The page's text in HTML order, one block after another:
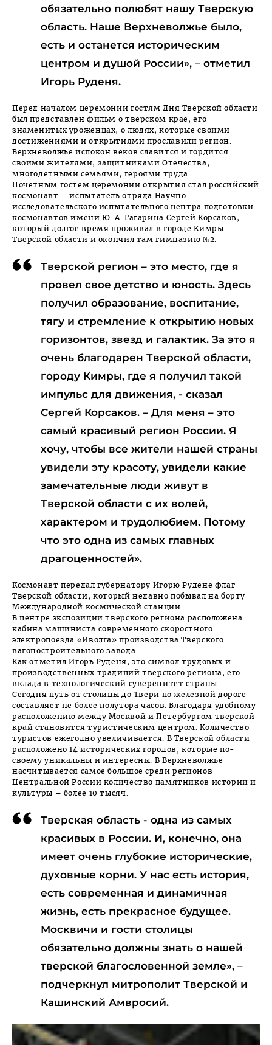
обязательно полюбят нашу Тверскую
область. Наше Верхневолжье было,
есть и останется историческим
центром и душой России», – отметил
Игорь Руденя.
Перед началом церемонии гостям Дня Тверской области
был представлен фильм о тверском крае, его
знаменитых уроженцах, о людях, которые своими
достижениями и открытиями прославили регион.
Верхневолжье испокон веков славится и гордится
своими жителями, защитниками Отечества,
многодетными семьями, героями труда.
Почетным гостем церемонии открытия стал российский
космонавт – испытатель отряда Научно-
исследовательского испытательного центра подготовки
космонавтов имени Ю. А. Гагарина Сергей Корсаков,
который долгое время проживал в городе Кимры
Тверской области и окончил там гимназию №2.
Тверской регион – это место, где я
провел свое детство и юность. Здесь
получил образование, воспитание,
тягу и стремление к открытию новых
горизонтов, звезд и галактик. За это я
очень благодарен Тверской области,
городу Кимры, где я получил такой
импульс для движения, - сказал
Сергей Корсаков. – Для меня – это
самый красивый регион России. Я
хочу, чтобы все жители нашей страны
увидели эту красоту, увидели какие
замечательные люди живут в
Тверской области с их волей,
характером и трудолюбием. Потому
что это одна из самых главных
драгоценностей».
Космонавт передал губернатору Игорю Рудене флаг
Тверской области, который недавно побывал на борту
Международной космической станции.
В центре экспозиции тверского региона расположена
кабина машиниста современного скоростного
электропоезда «Иволга» производства Тверского
вагоностроительного завода.
Как отметил Игорь Руденя, это символ трудовых и
производственных традиций тверского региона, его
вклада в технологический суверенитет страны.
Сегодня путь от столицы до Твери по железной дороге
составляет не более полутора часов. Благодаря удобному
расположению между Москвой и Петербургом тверской
край становится туристическим центром. Количество
туристов ежегодно увеличивается. В Тверской области
расположено 14 исторических городов, которые по-
своему уникальны и интересны. В Верхневолжье
насчитывается самое большое среди регионов
Центральной России количество памятников истории и
культуры – более 10 тысяч.
Тверская область - одна из самых
красивых в России. И, конечно, она
имеет очень глубокие исторические,
духовные корни. У нас есть история,
есть современная и динамичная
жизнь, есть прекрасное будущее.
Москвичи и гости столицы
обязательно должны знать о нашей
тверской благословенной земле», –
подчеркнул митрополит Тверской и
Кашинский Амвросий.